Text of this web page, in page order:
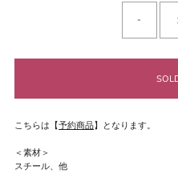
-
こちらは【予約商品】となります。
＜素材＞
スチール、他